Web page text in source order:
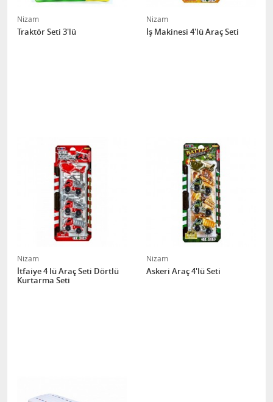
Nizam
Traktör Seti 3'lü
Nizam
İş Makinesi 4'lü Araç Seti
Nizam
İtfaiye 4 lü Araç Seti Dörtlü
Kurtarma Seti
Nizam
Askeri Araç 4'lü Seti